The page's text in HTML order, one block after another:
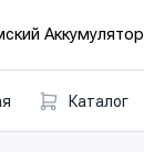
Аккумулятор
Каталог